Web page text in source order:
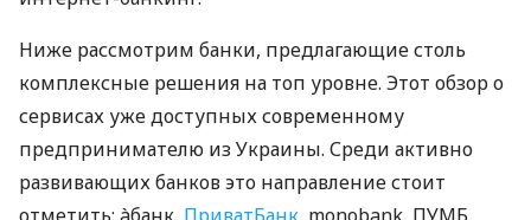
Ниже рассмотрим банки, предлагающие столь
комплексные решения на топ уровне. Этот обзор о
сервисах уже доступных современному
предпринимателю из Украины. Среди активно
развивающих банков это направление стоит